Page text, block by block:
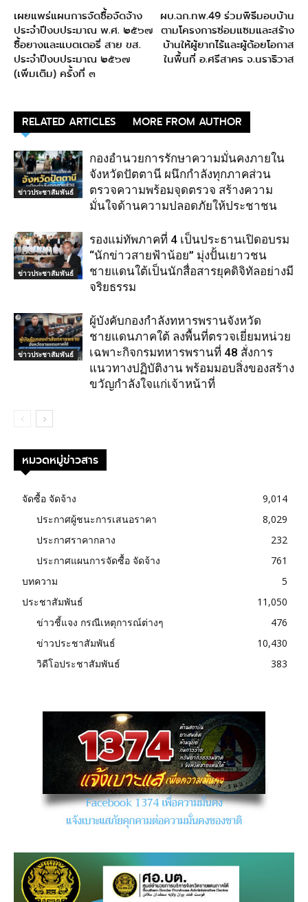
เผยแพร่แผนการจัดซื้อจัดจ้าง
ประจําปีงบประมาณ พ.ศ. ๒๕๖๗
ซื้อยางและแบตเตอรี่ สาย ขส.
ประจําปีงบประมาณ ๒๕๖๗
(เพิ่มเติม) ครั้งที่ ๓
ผบ.ฉก.ทพ.49 ร่วมพิธีมอบบ้าน
ตามโครงการซ่อมแซมและสร้าง
บ้านให้ผู้ยากไร้และผู้ด้อยโอกาส
ในพื้นที่ อ.ศรีสาคร จ.นราธิวาส
RELATED ARTICLES MORE FROM AUTHOR
ข่าวประชาสัมพันธ์
กองอำนวยการรักษาความมั่นคงภายใน
จังหวัดปัตตานี ผนึกกำลังทุกภาคส่วน
ตรวจความพร้อมจุดตรวจ สร้างความ
มั่นใจด้านความปลอดภัยให้ประชาชน
ข่าวประชาสัมพันธ์
รองแม่ทัพภาคที่ 4 เป็นประธานเปิดอบรม
“นักข่าวสายฟ้าน้อย” มุ่งปั้นเยาวชน
ชายแดนใต้เป็นนักสื่อสารยุคดิจิทัลอย่างมี
จริยธรรม
ข่าวประชาสัมพันธ์
ผู้บังคับกองกำลังทหารพรานจังหวัด
ชายแดนภาคใต้ ลงพื้นที่ตรวจเยี่ยมหน่วย
เฉพาะกิจกรมทหารพรานที่ 48 สั่งการ
แนวทางปฏิบัติงาน พร้อมมอบสิ่งของสร้าง
ขวัญกำลังใจแก่เจ้าหน้าที่
หมวดหมู่ข่าวสาร
จัดซื้อ จัดจ้าง
9,014
ประกาศผู้ชนะการเสนอราคา
8,029
ประกาศราคากลาง
232
ประกาศแผนการจัดซื้อ จัดจ้าง
761
บทความ
5
ประชาสัมพันธ์
11,050
ข่าวชี้แจง กรณีเหตุการณ์ต่างๆ
476
ข่าวประชาสัมพันธ์
10,430
วิดีโอประชาสัมพันธ์
383